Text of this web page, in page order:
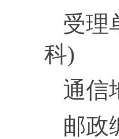
受理
科)
通信
邮政